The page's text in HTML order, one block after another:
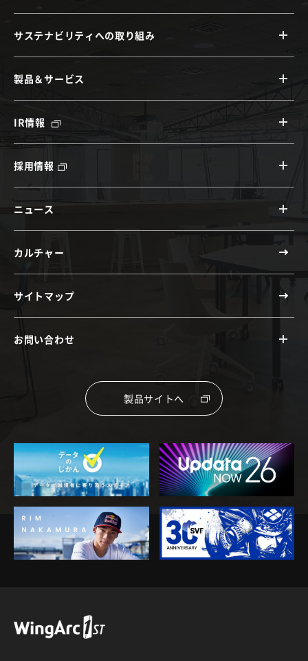
サステナビリティへの取り組み
製品＆サービス
IR情報
採用情報
ニュース
カルチャー
サイトマップ
お問い合わせ
製品サイトへ